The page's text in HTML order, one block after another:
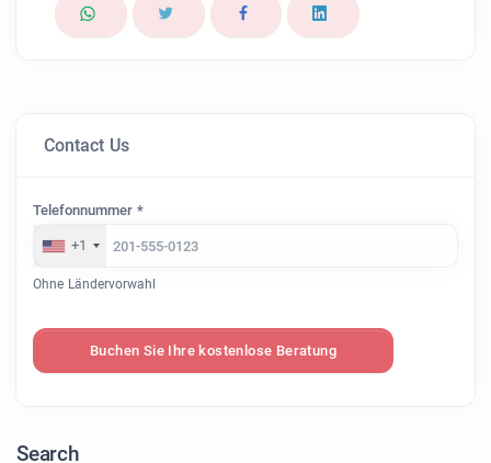
Contact Us
Telefonnummer *
+1
Ohne Ländervorwahl
Buchen Sie Ihre kostenlose Beratung
Search